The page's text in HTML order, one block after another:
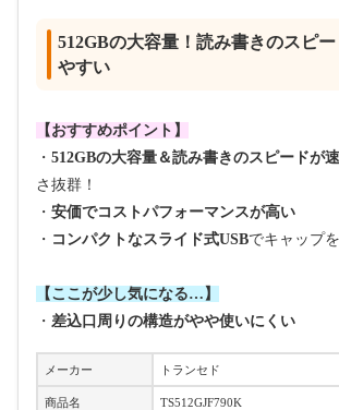
512GBの大容量！読み書きのスピ
やすい
【おすすめポイント】
・ 512GBの大容量＆読み書きのスピードが
さ抜群！
・ 安価でコストパフォーマンスが高い
・ コンパクトなスライド式USBでキャップ
【ここが少し気になる…】
・ 差込口周りの構造がやや使いにくい
メーカー トランセド
商品名 TS512GJF790K